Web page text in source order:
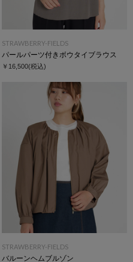
STRAWBERRY-FIELDS
パールパーツ付きボウタイブラウス
￥16,500(税込)
STRAWBERRY-FIELDS
バルーンヘムブルゾン